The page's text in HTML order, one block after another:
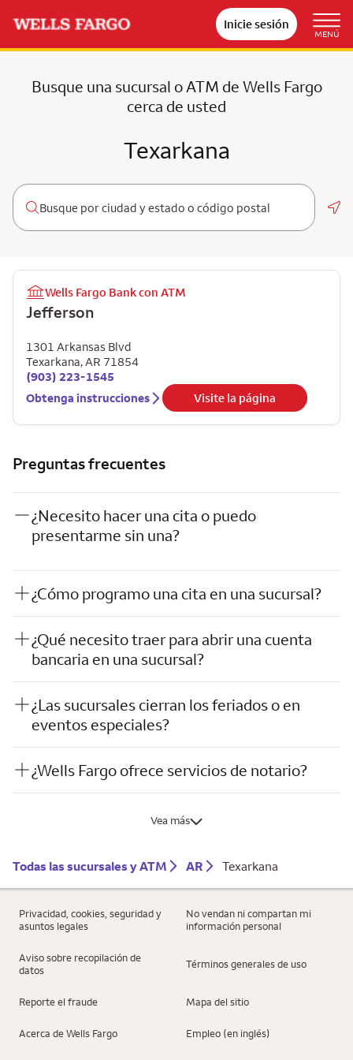
Inicie sesión
MENÚ
Busque una sucursal o ATM de Wells Fargo
cerca de usted
Texarkana
Wells Fargo Bank con ATM
Jefferson
1301 Arkansas Blvd
Texarkana,AR 71854
(903) 223-1545
Obtenga instrucciones
Visite la página
Preguntas frecuentes
¿Necesito hacer una cita o puedo
presentarme sin una?
¿Cómo programo una cita en una sucursal?
¿Qué necesito traer para abrir una cuenta
bancaria en una sucursal?
¿Las sucursales cierran los feriados o en
eventos especiales?
¿Wells Fargo ofrece servicios de notario?
Vea más
Todas las sucursales y ATM AR Texarkana
Privacidad, cookies, seguridad y
asuntos legales
No vendan ni compartan mi
información personal
Aviso sobre recopilación de
datos
Términos generales de uso
Reporte el fraude Mapa del sitio
Acerca de Wells Fargo Empleo (en inglés)